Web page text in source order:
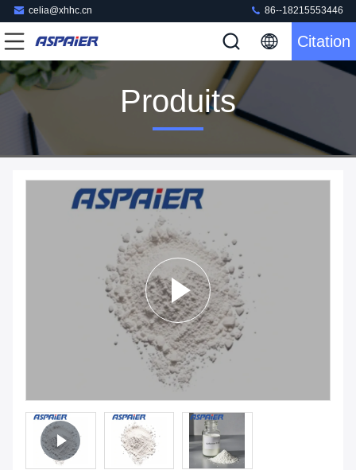
celia@xhhc.cn 86--18215553446
Citation
Produits